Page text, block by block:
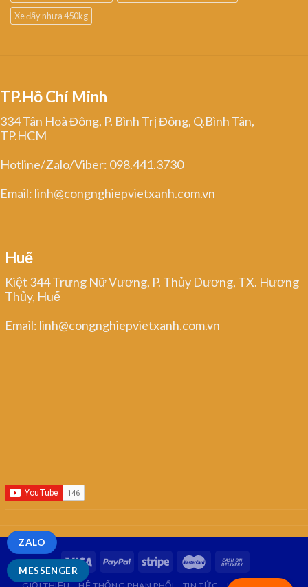
Xe đẩy nhựa 450kg
TP.Hồ Chí Minh
334 Tân Hoà Đông, P. Bình Trị Đông, Q.Bình Tân,
TP.HCM
Hotline/Zalo/Viber: 098.441.3730
Email: linh@congnghiepvietxanh.com.vn
Huế
Kiệt 344 Trưng Nữ Vương, P. Thủy Dương, TX. Hương
Thủy, Huế
Email: linh@congnghiepvietxanh.com.vn
MESSENGER
ZALO